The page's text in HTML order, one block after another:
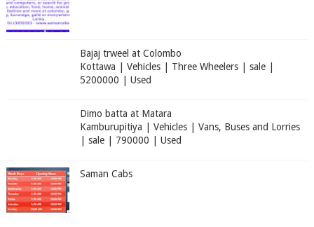
Bajaj trweel at Colombo
Kottawa | Vehicles | Three Wheelers | sale |
5200000 | Used
Dimo batta at Matara
Kamburupitiya | Vehicles | Vans, Buses and Lorries
| sale | 790000 | Used
Saman Cabs